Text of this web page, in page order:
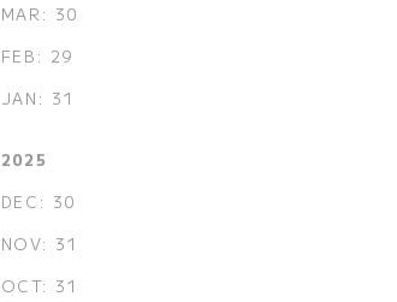
MAR: 30
FEB: 29
JAN: 31
2025
DEC: 30
NOV: 31
OCT: 31